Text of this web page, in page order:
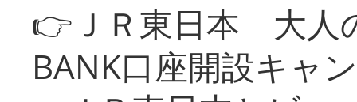
👉ＪＲ東日本 大人
BANK口座開設キャ